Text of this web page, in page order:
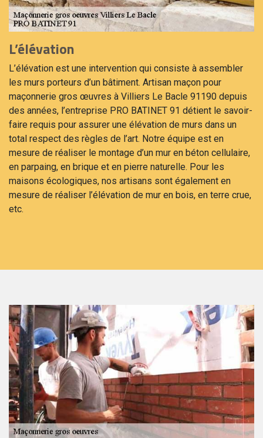
L’élévation
L’élévation est une intervention qui consiste à assembler
les murs porteurs d’un bâtiment. Artisan maçon pour
maçonnerie gros œuvres à Villiers Le Bacle 91190 depuis
des années, l’entreprise PRO BATINET 91 détient le savoir-
faire requis pour assurer une élévation de murs dans un
total respect des règles de l’art. Notre équipe est en
mesure de réaliser le montage d’un mur en béton cellulaire,
en parpaing, en brique et en pierre naturelle. Pour les
maisons écologiques, nos artisans sont également en
mesure de réaliser l’élévation de mur en bois, en terre crue,
etc.